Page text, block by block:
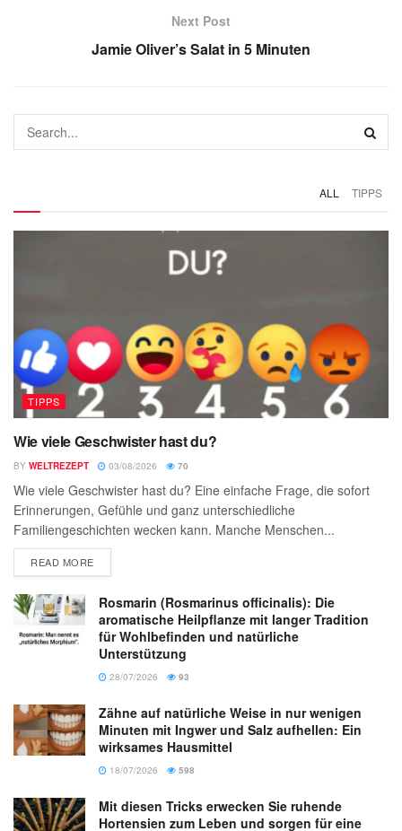
Next Post
Jamie Oliver’s Salat in 5 Minuten
ALL TIPPS
TIPPS
Wie viele Geschwister hast du?
BY WELTREZEPT 03/08/2026 70
Wie viele Geschwister hast du? Eine einfache Frage, die sofort
Erinnerungen, Gefühle und ganz unterschiedliche
Familiengeschichten wecken kann. Manche Menschen...
READ MORE
Rosmarin (Rosmarinus officinalis): Die
aromatische Heilpflanze mit langer Tradition
für Wohlbefinden und natürliche
Unterstützung
28/07/2026 93
Zähne auf natürliche Weise in nur wenigen
Minuten mit Ingwer und Salz aufhellen: Ein
wirksames Hausmittel
18/07/2026 598
Mit diesen Tricks erwecken Sie ruhende
Hortensien zum Leben und sorgen für eine